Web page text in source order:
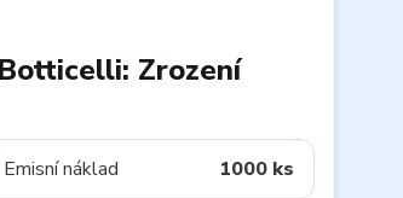
Zrození
Emisní náklad 1000 ks